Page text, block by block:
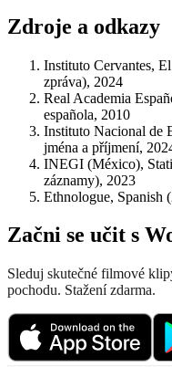
Zdroje a odkazy
Instituto Cervantes,
zpráva), 2024
Real Academia
española, 2010
Instituto Nacional de
jména a příjmení,
INEGI (México),
záznamy), 2023
Ethnologue, Spanish
Začni se učit s
Sleduj skutečné filmové
pochodu. Stažení zdarma.